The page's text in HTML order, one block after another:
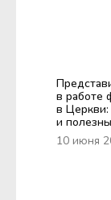
в работе
в Церкви:
и
10 июня